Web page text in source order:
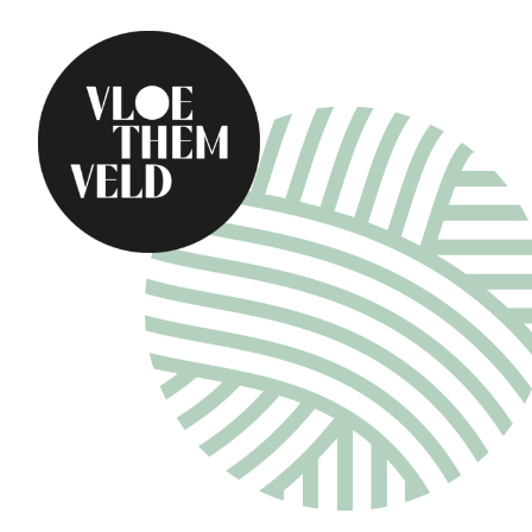
Home Zu erledigen
Alle Aktivitäten
Führungen
Routen
Kunst in